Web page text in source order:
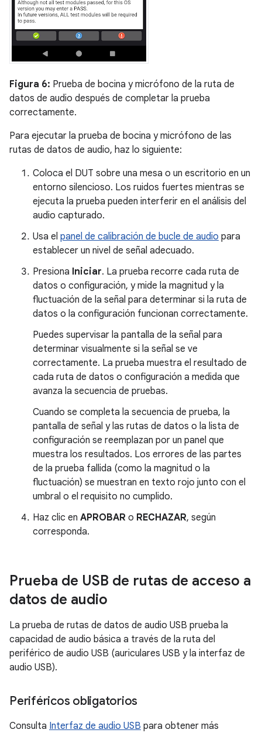
Figura 6: Prueba de bocina y micrófono de la ruta de
datos de audio después de completar la prueba
correctamente.
Para ejecutar la prueba de bocina y micrófono de las
rutas de datos de audio, haz lo siguiente:
Coloca el DUT sobre una mesa o un escritorio en un
entorno silencioso. Los ruidos fuertes mientras se
ejecuta la prueba pueden interferir en el análisis del
audio capturado.
Usa el panel de calibración de bucle de audio para
establecer un nivel de señal adecuado.
Presiona Iniciar. La prueba recorre cada ruta de
datos o configuración, y mide la magnitud y la
fluctuación de la señal para determinar si la ruta de
datos o la configuración funcionan correctamente.
Puedes supervisar la pantalla de la señal para
determinar visualmente si la señal se ve
correctamente. La prueba muestra el resultado de
cada ruta de datos o configuración a medida que
avanza la secuencia de pruebas.
Cuando se completa la secuencia de prueba, la
pantalla de señal y las rutas de datos o la lista de
configuración se reemplazan por un panel que
muestra los resultados. Los errores de las partes
de la prueba fallida (como la magnitud o la
fluctuación) se muestran en texto rojo junto con el
umbral o el requisito no cumplido.
Haz clic en APROBAR o RECHAZAR, según
corresponda.
Prueba de USB de rutas de acceso a
datos de audio
La prueba de rutas de datos de audio USB prueba la
capacidad de audio básica a través de la ruta del
periférico de audio USB (auriculares USB y la interfaz de
audio USB).
Periféricos obligatorios
Consulta Interfaz de audio USB para obtener más